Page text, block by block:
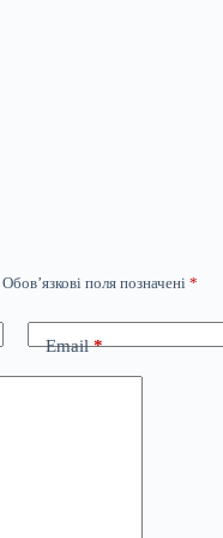
Обов’язкові поля позначені *
Email*